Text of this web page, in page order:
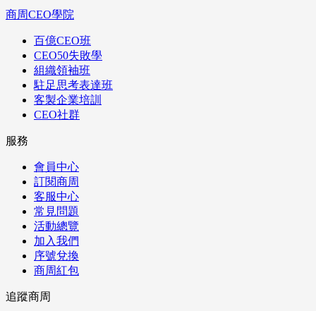
商周CEO學院
百億CEO班
CEO50失敗學
組織領袖班
駐足思考表達班
客製企業培訓
CEO社群
服務
會員中心
訂閱商周
客服中心
常見問題
活動總覽
加入我們
序號兌換
商周紅包
追蹤商周